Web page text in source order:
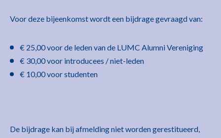
Voor deze bijeenkomst wordt een bijdrage gevraagd van:
€ 25,00 voor de leden van de LUMC Alumni Vereniging
€ 30,00 voor introducees / niet-leden
€ 10,00 voor studenten
De bijdrage kan bij afmelding niet worden gerestitueerd,